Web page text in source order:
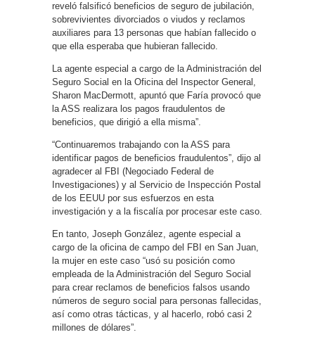
reveló falsificó beneficios de seguro de jubilación,
sobrevivientes divorciados o viudos y reclamos
auxiliares para 13 personas que habían fallecido o
que ella esperaba que hubieran fallecido.
La agente especial a cargo de la Administración del
Seguro Social en la Oficina del Inspector General,
Sharon MacDermott, apuntó que Faría provocó que
la ASS realizara los pagos fraudulentos de
beneficios, que dirigió a ella misma”.
“Continuaremos trabajando con la ASS para
identificar pagos de beneficios fraudulentos”, dijo al
agradecer al FBI (Negociado Federal de
Investigaciones) y al Servicio de Inspección Postal
de los EEUU por sus esfuerzos en esta
investigación y a la fiscalía por procesar este caso.
En tanto, Joseph González, agente especial a
cargo de la oficina de campo del FBI en San Juan,
la mujer en este caso “usó su posición como
empleada de la Administración del Seguro Social
para crear reclamos de beneficios falsos usando
números de seguro social para personas fallecidas,
así como otras tácticas, y al hacerlo, robó casi 2
millones de dólares”.